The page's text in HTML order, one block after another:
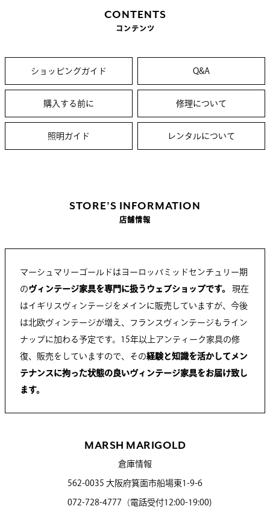
CONTENTS
コンテンツ
ショッピングガイド Q&A
購入する前に 修理について
照明ガイド レンタルについて
STORE’S INFORMATION
店舗情報
マーシュマリーゴールドはヨーロッパミッドセンチュリー期
のヴィンテージ家具を専門に扱うウェブショップです。 現在
はイギリスヴィンテージをメインに販売していますが、今後
は北欧ヴィンテージが増え、フランスヴィンテージもライン
ナップに加わる予定です。15年以上アンティーク家具の修
復、販売をしていますので、その経験と知識を活かしてメン
テナンスに拘った状態の良いヴィンテージ家具をお届け致し
ます。
MARSH MARIGOLD
倉庫情報
562-0035 大阪府箕面市船場東1-9-6
072-728-4777（電話受付12:00-19:00)